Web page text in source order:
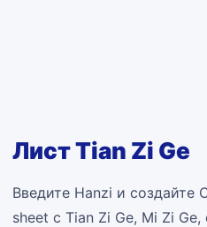
Лист Tian Zi Ge
Введите Hanzi и создайте
sheet с Tian Zi Ge, Mi Zi